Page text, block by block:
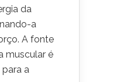
da
a
A fonte
muscular é
para a